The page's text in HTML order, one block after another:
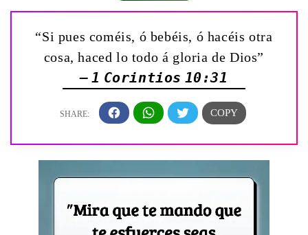
“Si pues coméis, ó bebéis, ó hacéis otra
cosa, haced lo todo á gloria de Dios”
— 1 Corintios 10:31